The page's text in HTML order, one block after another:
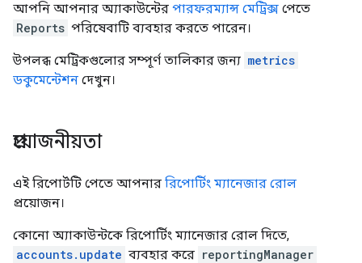
আপনি আপনার অ্যাকাউন্টের পারফরম্যান্স মেট্রিক্স পেতে
Reports পরিষেবাটি ব্যবহার করতে পারেন।
উপলব্ধ মেট্রিকগুলোর সম্পূর্ণ তালিকার জন্য metrics
ডকুমেন্টেশন দেখুন।
প্রয়োজনীয়তা
এই রিপোর্টটি পেতে আপনার রিপোর্টিং ম্যানেজার রোল
প্রয়োজন।
কোনো অ্যাকাউন্টকে রিপোর্টিং ম্যানেজার রোল দিতে,
accounts.update ব্যবহার করে reportingManager